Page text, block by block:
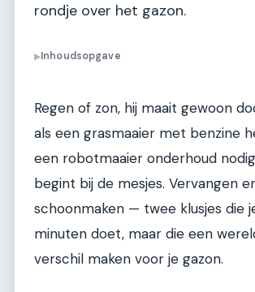
rondje over het gazon.
▶Inhoudsopgave
Regen of zon, hij maait gewoon
als een grasmaaier met benzine
een robotmaaier onderhoud
begint bij de mesjes. Vervangen
schoonmaken — twee klusjes die
minuten doet, maar die een
verschil maken voor je gazon.